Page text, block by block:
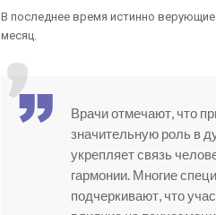
В последнее время истинно
месяц.
Врачи отмечают, что
значительную роль в
укрепляет связь
гармонии. Многие
подчеркивают, что